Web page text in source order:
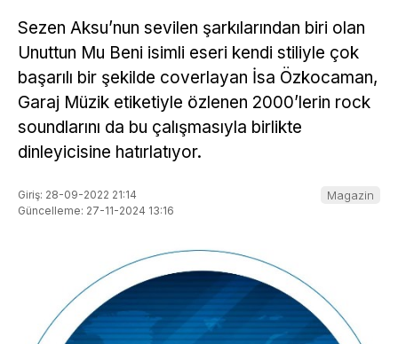
Sezen Aksu’nun sevilen şarkılarından biri olan
Unuttun Mu Beni isimli eseri kendi stiliyle çok
başarılı bir şekilde coverlayan İsa Özkocaman,
Garaj Müzik etiketiyle özlenen 2000’lerin rock
soundlarını da bu çalışmasıyla birlikte
dinleyicisine hatırlatıyor.
Giriş: 28-09-2022 21:14
Güncelleme: 27-11-2024 13:16
Magazin